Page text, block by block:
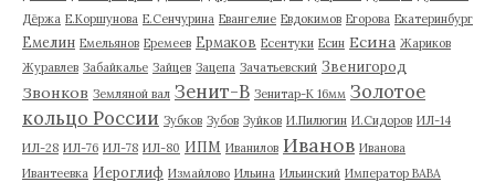
Дёржа Е.Коршунова Е.Сенчурина Евангелие Евдокимов Егорова Екатеринбург
Емелин Емельянов Еремеев Ермаков Есентуки Есин Есина Жариков
Журавлев Забайкалье Зайцев Зацепа Зачатьевский Звенигород
Звонков Земляной вал Зенит-В Зенитар-К 16мм Золотое
кольцо России Зубков Зубов Зуйков И.Пилюгин И.Сидоров ИЛ-14
ИЛ-28 ИЛ-76 ИЛ-78 ИЛ-80 ИПМ Иванилов Иванов Иванова
Ивантеевка Иероглиф Измайлово Ильина Ильинский Император ВАВА